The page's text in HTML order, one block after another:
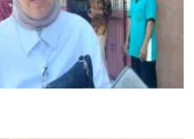
minyak goreng yang dijual